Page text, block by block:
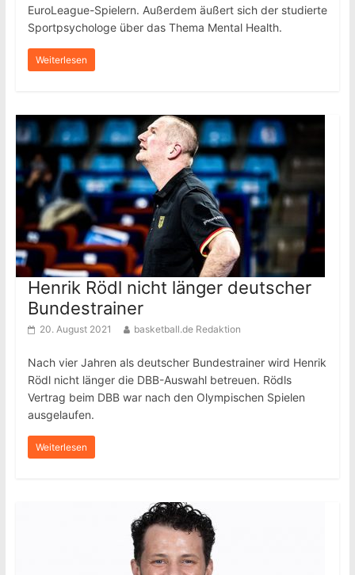
EuroLeague-Spielern. Außerdem äußert sich der studierte
Sportpsychologe über das Thema Mental Health.
Weiterlesen
Henrik Rödl nicht länger deutscher
Bundestrainer
20. August 2021 basketball.de Redaktion
Nach vier Jahren als deutscher Bundestrainer wird Henrik
Rödl nicht länger die DBB-Auswahl betreuen. Rödls
Vertrag beim DBB war nach den Olympischen Spielen
ausgelaufen.
Weiterlesen